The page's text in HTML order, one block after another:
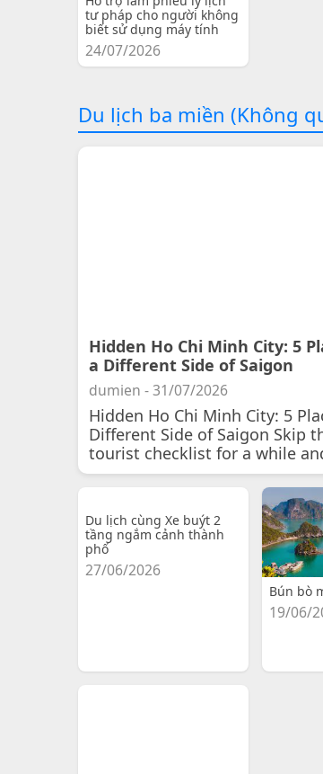
tư pháp cho người không
biết sử dụng máy tính
24/07/2026
Du lịch ba miền (Không
Hidden Ho Chi Minh City: 5
a Different Side of Saigon
dumien - 31/07/2026
Hidden Ho Chi Minh City: 5
Different Side of Saigon Skip
tourist checklist for a while
Du lịch cùng Xe buýt 2
tầng ngắm cảnh thành
phố
27/06/2026
Bún bò
19/06/